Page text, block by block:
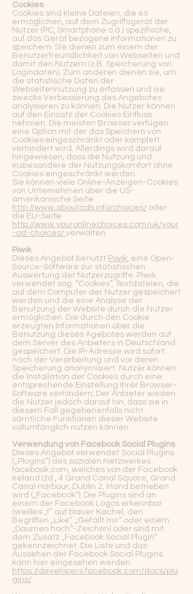
Cookies
Cookies sind kleine Dateien, die es
ermöglichen, auf dem Zugriffsgerät der
Nutzer (PC, Smartphone o.ä.) spezifische,
auf das Gerät bezogene Informationen zu
speichern. Sie dienen zum einem der
Benutzerfreundlichkeit von Webseiten und
damit den Nutzern (z.B. Speicherung von
Logindaten). Zum anderen dienen sie, um
die statistische Daten der
Webseitennutzung zu erfassen und sie
zwecks Verbesserung des Angebotes
analysieren zu können. Die Nutzer können
auf den Einsatz der Cookies Einfluss
nehmen. Die meisten Browser verfügen
eine Option mit der das Speichern von
Cookies eingeschränkt oder komplett
verhindert wird. Allerdings wird darauf
hingewiesen, dass die Nutzung und
insbesondere der Nutzungskomfort ohne
Cookies eingeschränkt werden.
Sie können viele Online-Anzeigen-Cookies
von Unternehmen über die US-
amerikanische Seite
http://www.aboutads.info/choices/ oder
die EU-Seite
http://www.youronlinechoices.com/uk/your
-ad-choices/ verwalten.
Piwik
Dieses Angebot benutzt Piwik, eine Open-
Source-Software zur statistischen
Auswertung der Nutzerzugriffe. Piwik
verwendet sog. “Cookies”, Textdateien, die
auf dem Computer der Nutzer gespeichert
werden und die eine Analyse der
Benutzung der Website durch die Nutzer
ermöglichen. Die durch den Cookie
erzeugten Informationen über die
Benutzung dieses Agebotes werden auf
dem Server des Anbieters in Deutschland
gespeichert. Die IP-Adresse wird sofort
nach der Verarbeitung und vor deren
Speicherung anonymisiert. Nutzer können
die Installation der Cookies durch eine
entsprechende Einstellung Ihrer Browser-
Software verhindern; Der Anbieter weisen
die Nutzer jedoch darauf hin, dass sie in
diesem Fall gegebenenfalls nicht
sämtliche Funktionen dieser Website
vollumfänglich nutzen können.
Verwendung von Facebook Social Plugins
Dieses Angebot verwendet Social Plugins
(„Plugins“) des sozialen Netzwerkes
facebook.com, welches von der Facebook
Ireland Ltd., 4 Grand Canal Square, Grand
Canal Harbour, Dublin 2, Irland betrieben
wird („Facebook“). Die Plugins sind an
einem der Facebook Logos erkennbar
(weißes „f“ auf blauer Kachel, den
Begriffen „Like“, „Gefällt mir“ oder einem
„Daumen hoch“-Zeichen) oder sind mit
dem Zusatz „Facebook Social Plugin“
gekennzeichnet. Die Liste und das
Aussehen der Facebook Social Plugins
kann hier eingesehen werden:
https://developers.facebook.com/docs/plu
gins/.